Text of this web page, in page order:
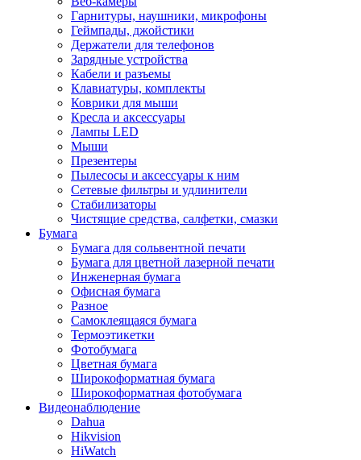
Гарнитуры, наушники, микрофоны
Геймпады, джойстики
Держатели для телефонов
Зарядные устройства
Кабели и разъемы
Клавиатуры, комплекты
Коврики для мыши
Кресла и аксессуары
Лампы LED
Мыши
Презентеры
Пылесосы и аксессуары к ним
Сетевые фильтры и удлинители
Стабилизаторы
Чистящие средства, салфетки, смазки
Бумага
Бумага для сольвентной печати
Бумага для цветной лазерной печати
Инженерная бумага
Офисная бумага
Разное
Самоклеящаяся бумага
Термоэтикетки
Фотобумага
Цветная бумага
Широкоформатная бумага
Широкоформатная фотобумага
Видеонаблюдение
Dahua
Hikvision
HiWatch